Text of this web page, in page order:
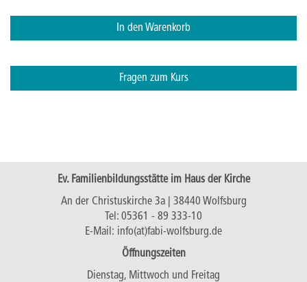
In den Warenkorb
Fragen zum Kurs
Ev. Familienbildungsstätte im Haus der Kirche
An der Christuskirche 3a | 38440 Wolfsburg
Tel: 05361 - 89 333-10
E-Mail: info(at)fabi-wolfsburg.de
Öffnungszeiten
Dienstag, Mittwoch und Freitag